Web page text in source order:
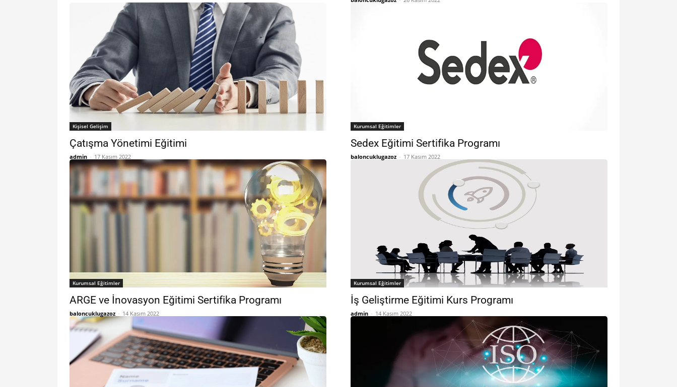
Kişisel Gelişim
Çatışma Yönetimi Eğitimi
admin - 17 Kasım 2022
Kurumsal Eğitimler
Sedex Eğitimi Sertifika Programı
baloncuklugazoz - 17 Kasım 2022
Kurumsal Eğitimler
ARGE ve İnovasyon Eğitimi Sertifika Programı
baloncuklugazoz - 14 Kasım 2022
Kurumsal Eğitimler
İş Geliştirme Eğitimi Kurs Programı
admin - 14 Kasım 2022